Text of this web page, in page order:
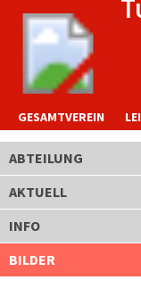
GESAMTVEREIN
ABTEILUNG
AKTUELL
INFO
BILDER